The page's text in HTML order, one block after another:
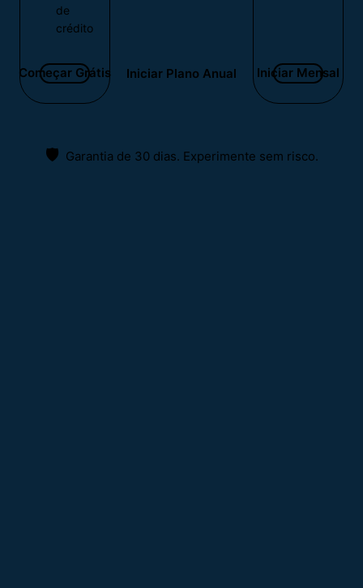
de
crédito
Começar Grátis Iniciar Plano Anual Iniciar Mensal
🛡️ Garantia de 30 dias. Experimente sem risco.